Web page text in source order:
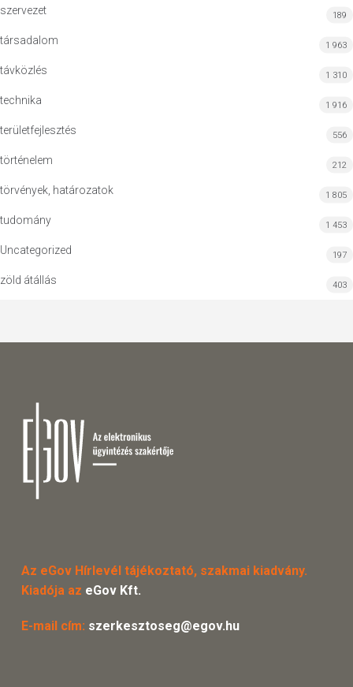
szervezet 189
társadalom 1 963
távközlés 1 310
technika 1 916
területfejlesztés 556
történelem 212
törvények, határozatok 1 805
tudomány 1 453
Uncategorized 197
zöld átállás 403
Az eGov Hírlevél tájékoztató, szakmai kiadvány.
Kiadója az eGov Kft.
E-mail cím: szerkesztoseg@egov.hu